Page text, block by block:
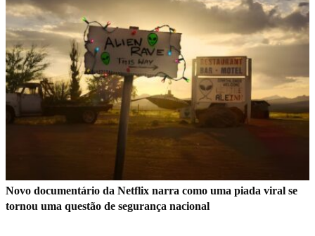
Novo documentário da Netflix narra como uma piada viral se
tornou uma questão de segurança nacional